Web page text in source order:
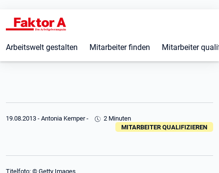
Arbeitswelt gestalten Mitarbeiter finden Mitarbeiter
19.08.2013 - Antonia Kemper-
2 Minuten
MITARBEITER QUALIFIZIEREN
Titelfoto: © Getty Images